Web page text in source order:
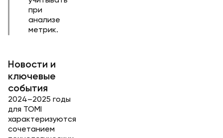
при
анализе
метрик.
Новости и
ключевые
события
2024–2025 годы
для TOMI
характеризуются
сочетанием